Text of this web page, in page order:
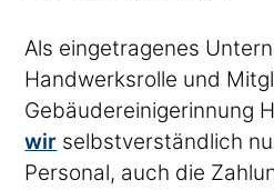
Als eingetragenes
Handwerksrolle und
Gebäudereinigerinnung
wir selbstverständlich
Personal, auch die